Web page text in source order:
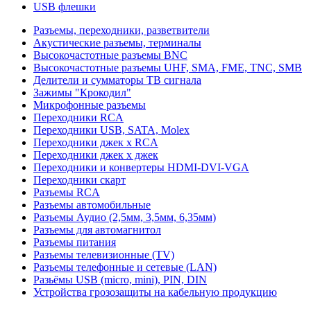
USB флешки
Разъемы, переходники, разветвители
Акустические разъемы, терминалы
Высокочастотные разъемы BNC
Высокочастотные разъемы UHF, SMA, FME, TNC, SMB
Делители и сумматоры ТВ сигнала
Зажимы "Крокодил"
Микрофонные разъемы
Переходники RCA
Переходники USB, SATA, Molex
Переходники джек х RCA
Переходники джек х джек
Переходники и конвертеры HDMI-DVI-VGA
Переходники скарт
Разъемы RCA
Разъемы автомобильные
Разъемы Аудио (2,5мм, 3,5мм, 6,35мм)
Разъемы для автомагнитол
Разъемы питания
Разъемы телевизионные (TV)
Разъемы телефонные и сетевые (LAN)
Разьёмы USB (micro, mini), PIN, DIN
Устройства грозозащиты на кабельную продукцию